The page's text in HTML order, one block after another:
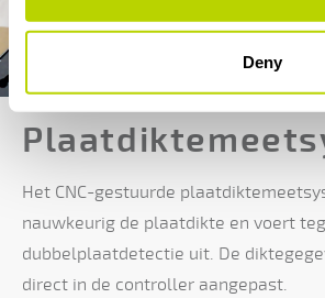
Deny
Het CNC-gestuurde
nauwkeurig de plaatdikte en voert
dubbelplaatdetectie uit. De
direct in de controller aangepast.